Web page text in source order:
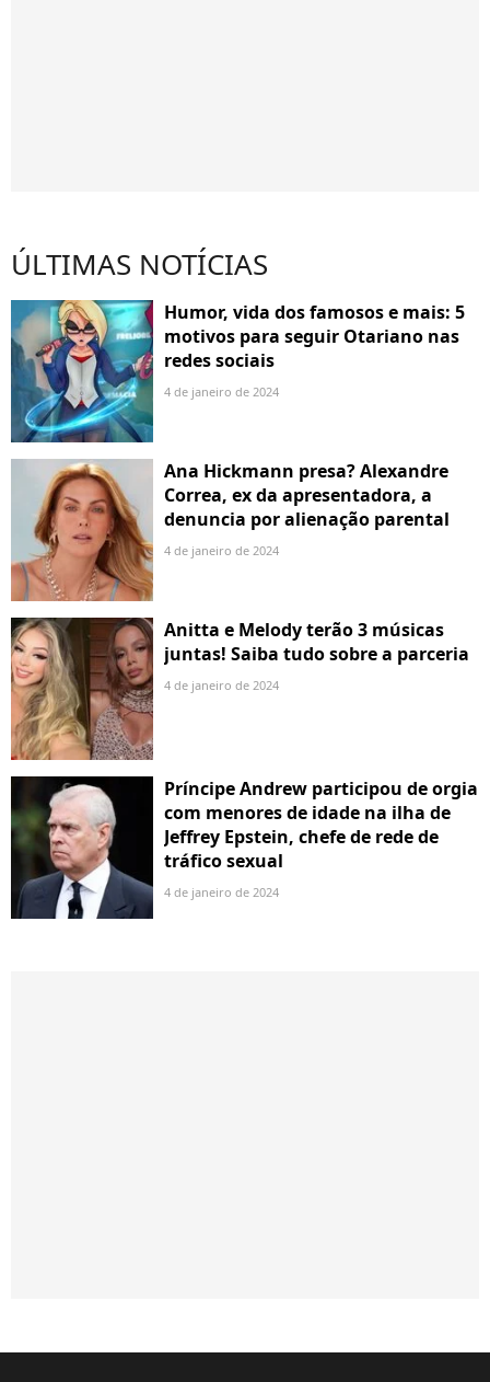
ÚLTIMAS NOTÍCIAS
Humor, vida dos famosos e mais: 5
motivos para seguir Otariano nas
redes sociais
4 de janeiro de 2024
Ana Hickmann presa? Alexandre
Correa, ex da apresentadora, a
denuncia por alienação parental
4 de janeiro de 2024
Anitta e Melody terão 3 músicas
juntas! Saiba tudo sobre a parceria
4 de janeiro de 2024
Príncipe Andrew participou de orgia
com menores de idade na ilha de
Jeffrey Epstein, chefe de rede de
tráfico sexual
4 de janeiro de 2024